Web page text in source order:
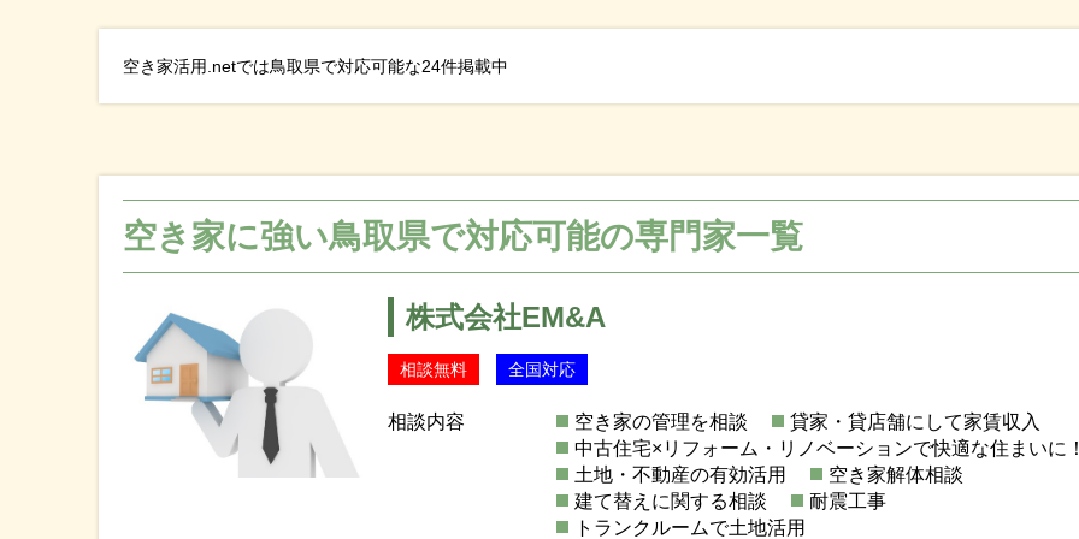
空き家活用.netでは鳥取県で対応可能な24件掲載中
空き家に強い鳥取県で対応可能の専門家一覧
株式会社EM&A
相談無料 全国対応
相談内容 空き家の管理を相談
貸家・貸店舗にして家賃収入
中古住宅×リフォーム・リノベーションで快適な住まいに！
土地・不動産の有効活用
空き家解体相談
建て替えに関する相談
耐震工事
トランクルームで土地活用